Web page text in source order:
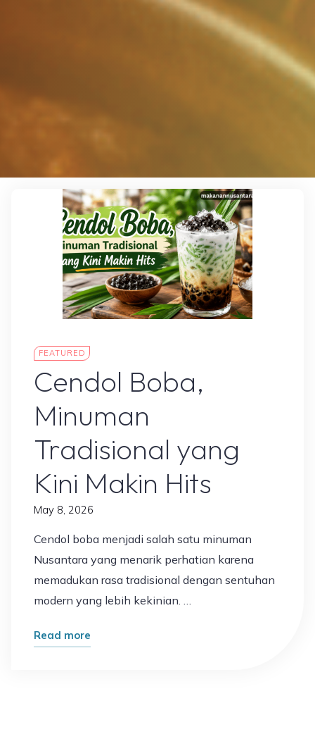
Leave a comment
FEATURED
Cendol Boba,
Minuman
Tradisional yang
Kini Makin Hits
May 8, 2026
Cendol boba menjadi salah satu minuman
Nusantara yang menarik perhatian karena
memadukan rasa tradisional dengan sentuhan
modern yang lebih kekinian. …
Read more